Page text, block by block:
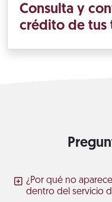
Consulta y
crédito de tus
¿Por qué no
dentro del servicio